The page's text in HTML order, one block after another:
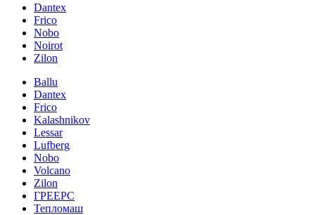
Dantex
Frico
Nobo
Noirot
Zilon
Ballu
Dantex
Frico
Kalashnikov
Lessar
Lufberg
Nobo
Volcano
Zilon
ГРЕЕРС
Тепломаш